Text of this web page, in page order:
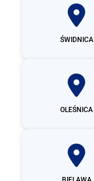
ŚWIDNICA
OLEŚNICA